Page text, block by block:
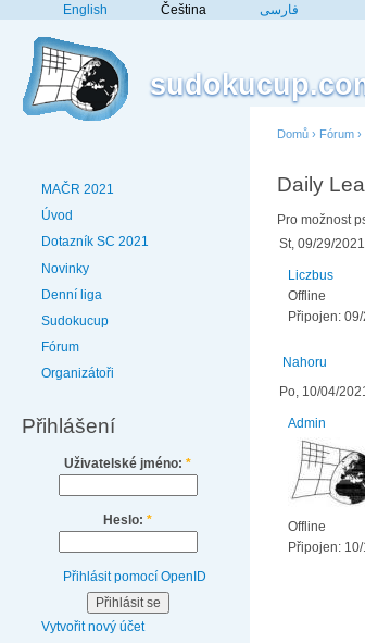
English Čeština فارسی
MAČR 2021
Úvod
Dotazník SC 2021
Novinky
Denní liga
Sudokucup
Fórum
Organizátoři
Přihlášení
Uživatelské jméno: *
Heslo: *
Přihlásit pomocí OpenID
Vytvořit nový účet
Domů › Fórum ›
Daily
Pro možnost
St, 09/29/
Liczbus
Offline
Připojen:
Nahoru
Po, 10/04/
Admin
Offline
Připojen: